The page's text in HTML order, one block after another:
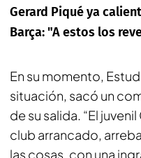
Gerard Piqué ya
Barça: "A estos los
En su momento,
situación, sacó un
de su salida. “El
club arrancado,
las cosas, con una